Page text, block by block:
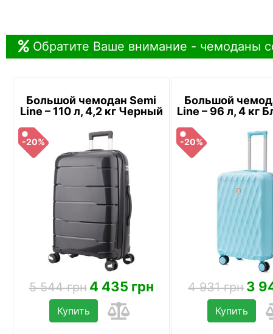
Обратите Ваше внимание - чемоданы
Большой чемодан Semi
Line – 110 л, 4,2 кг Черный
-20%
5 544 грн 4 435 грн
Купить
Большой
Line – 96 л, 4 кг
-20%
4 931 грн 3
Купить